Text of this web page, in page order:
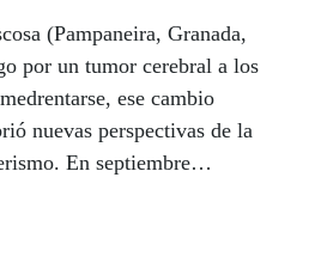
(Pampaneira, Granada,
por un tumor cerebral a los
ese cambio
nuevas perspectivas de la
En septiembre